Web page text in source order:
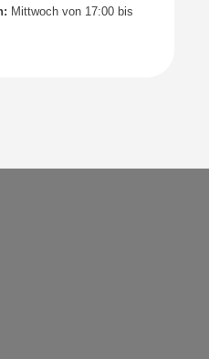
Mittwoch von 17:00 bis